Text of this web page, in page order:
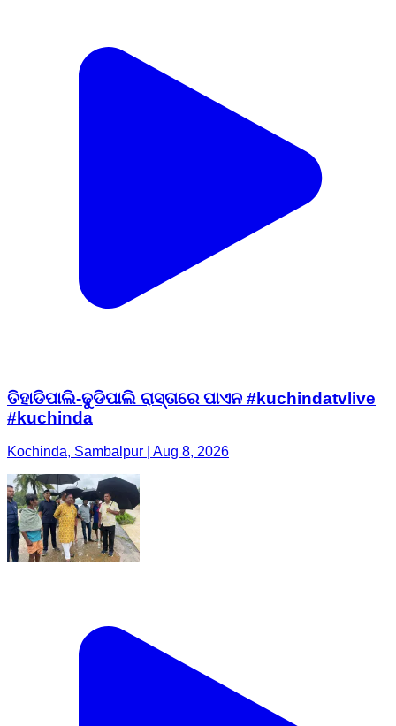
ତିହାଡିପାଲି-ଢୁଡିପାଲି ରାସ୍ତାରେ ପାଏନ #kuchindatvlive
#kuchinda
Kochinda, Sambalpur | Aug 8, 2026